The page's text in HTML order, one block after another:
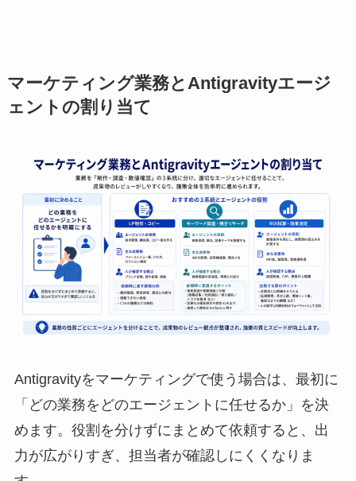
マーケティング業務とAntigravityエージ
ェントの割り当て
Antigravityをマーケティングで使う場合は、最初に
「どの業務をどのエージェントに任せるか」を決
めます。役割を分けずにまとめて依頼すると、出
力が広がりすぎ、担当者が確認しにくくなりま